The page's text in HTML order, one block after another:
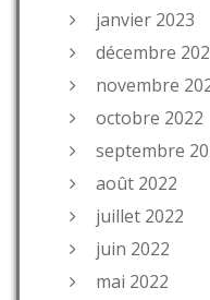
janvier 2023
décembre
novembre
octobre 2022
septembre
août 2022
juillet 2022
juin 2022
mai 2022